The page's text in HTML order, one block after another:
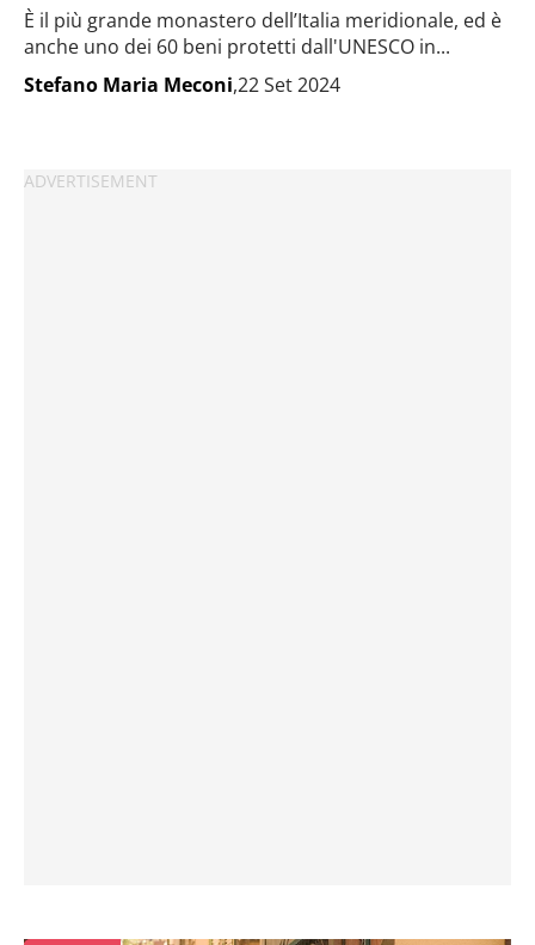
È il più grande monastero dell’Italia meridionale, ed è
anche uno dei 60 beni protetti dall'UNESCO in...
Stefano Maria Meconi,22 Set 2024